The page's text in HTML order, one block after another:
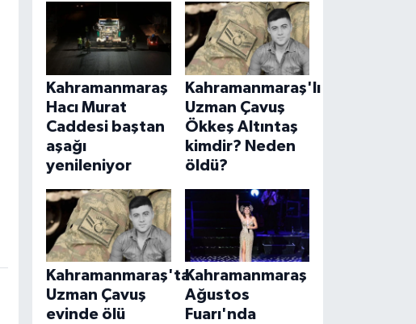
Kahramanmaraş
Hacı Murat
Caddesi baştan
aşağı
yenileniyor
Kahramanmaraş'lı
Uzman Çavuş
Ökkeş Altıntaş
kimdir? Neden
öldü?
Kahramanmaraş'ta
Uzman Çavuş
evinde ölü
Kahramanmaraş
Ağustos
Fuarı'nda